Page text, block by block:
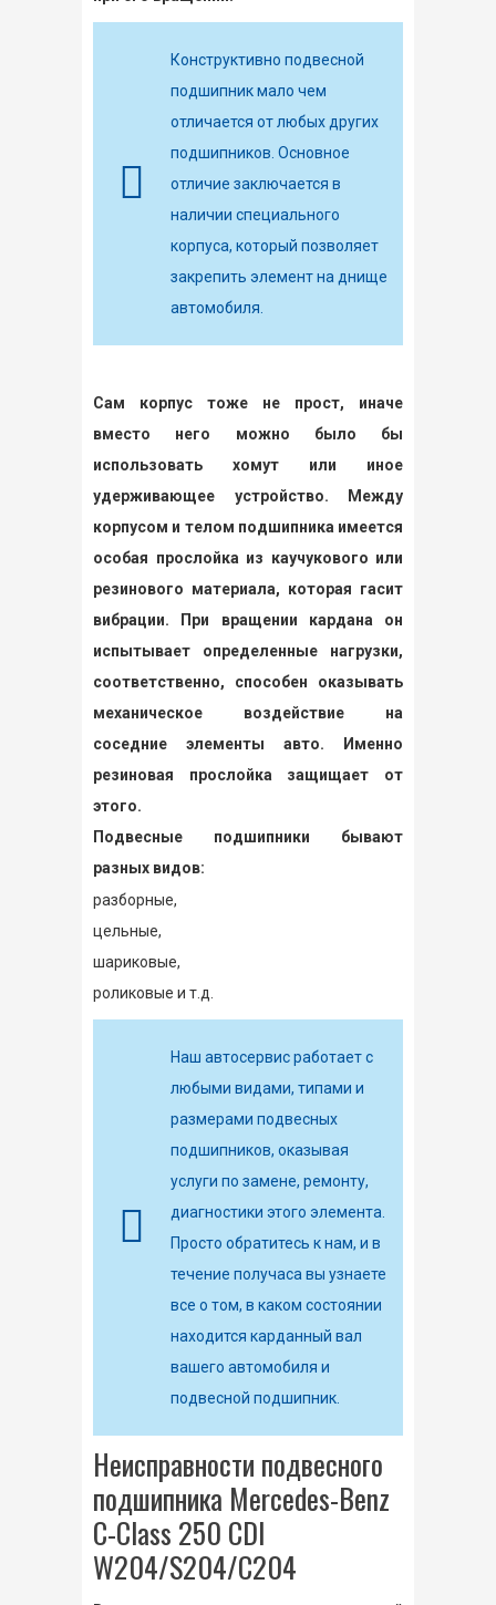
Конструктивно подвесной
подшипник мало чем
отличается от любых других
подшипников. Основное
отличие заключается в
наличии специального
корпуса, который позволяет
закрепить элемент на днище
автомобиля.
Сам корпус тоже не прост, иначе
вместо него можно было бы
использовать хомут или иное
удерживающее устройство. Между
корпусом и телом подшипника имеется
особая прослойка из каучукового или
резинового материала, которая гасит
вибрации. При вращении кардана он
испытывает определенные нагрузки,
соответственно, способен оказывать
механическое воздействие на
соседние элементы авто. Именно
резиновая прослойка защищает от
этого.
Подвесные подшипники бывают
разных видов:
разборные,
цельные,
шариковые,
роликовые и т.д.
Наш автосервис работает с
любыми видами, типами и
размерами подвесных
подшипников, оказывая
услуги по замене, ремонту,
диагностики этого элемента.
Просто обратитесь к нам, и в
течение получаса вы узнаете
все о том, в каком состоянии
находится карданный вал
вашего автомобиля и
подвесной подшипник.
Неисправности подвесного
подшипника Mercedes-Benz
C-Class 250 CDI
W204/S204/C204